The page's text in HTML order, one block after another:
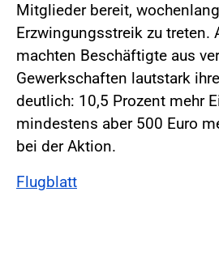
Mitglieder bereit,
Erzwingungsstreik zu treten.
machten Beschäftigte aus
Gewerkschaften lautstark
deutlich: 10,5 Prozent mehr
mindestens aber 500 Euro
bei der Aktion.
Flugblatt